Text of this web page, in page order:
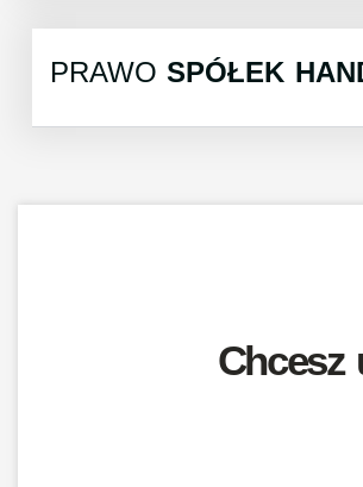
PRAWOSPÓŁEK
Chcesz